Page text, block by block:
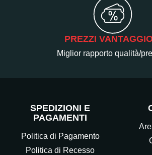
PREZZI
Miglior rapporto qualità/
SPEDIZIONI E
PAGAMENTI
Politica di Pagamento
Politica di Recesso